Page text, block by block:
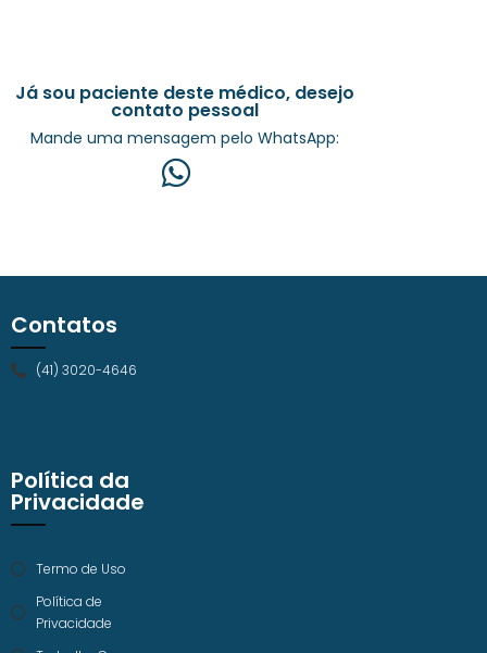
Já sou paciente deste médico, desejo
contato pessoal
Mande uma mensagem pelo WhatsApp:
Política da
Privacidade
Termo de Uso
Política de
Privacidade
Contatos
(41) 3020-4646